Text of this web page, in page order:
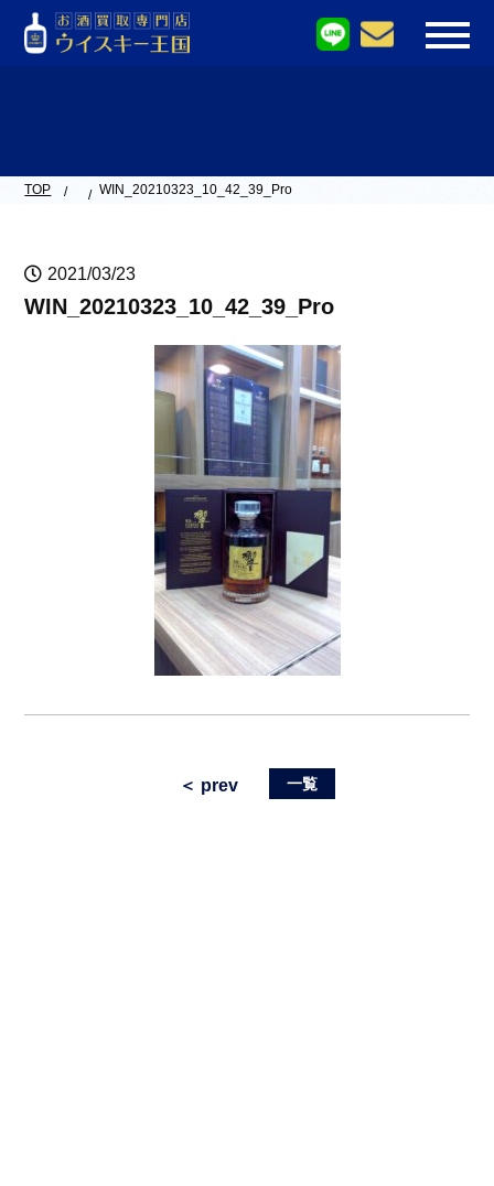
TOP WIN_20210323_10_42_39_Pro
2021/03/23
WIN_20210323_10_42_39_Pro
＜ prev 一覧